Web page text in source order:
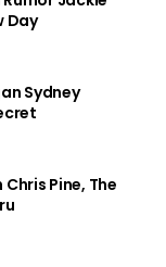
Day
Sydney
Pine, The